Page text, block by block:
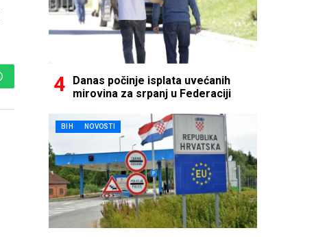
Danas počinje isplata uvećanih
mirovina za srpanj u Federaciji
BIH NOVOSTI